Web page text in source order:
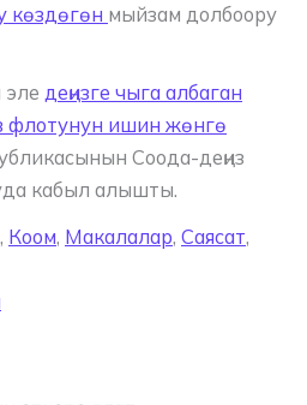
көздөгөн мыйзам долбоору
деңизге чыга албаган
флотунун ишин жөнгө
Соода-деңиз
кабыл алышты.
, Коом, Макалалар, Саясат,